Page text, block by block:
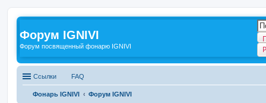
Форум IGNIVI
Форум посвященный фонарю IGNIVI
Ссылки FAQ
Фонарь IGNIVI Форум IGNIVI